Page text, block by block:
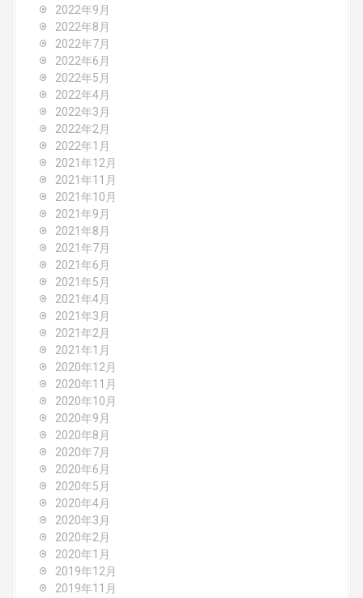
2022年9月
2022年8月
2022年7月
2022年6月
2022年5月
2022年4月
2022年3月
2022年2月
2022年1月
2021年12月
2021年11月
2021年10月
2021年9月
2021年8月
2021年7月
2021年6月
2021年5月
2021年4月
2021年3月
2021年2月
2021年1月
2020年12月
2020年11月
2020年10月
2020年9月
2020年8月
2020年7月
2020年6月
2020年5月
2020年4月
2020年3月
2020年2月
2020年1月
2019年12月
2019年11月